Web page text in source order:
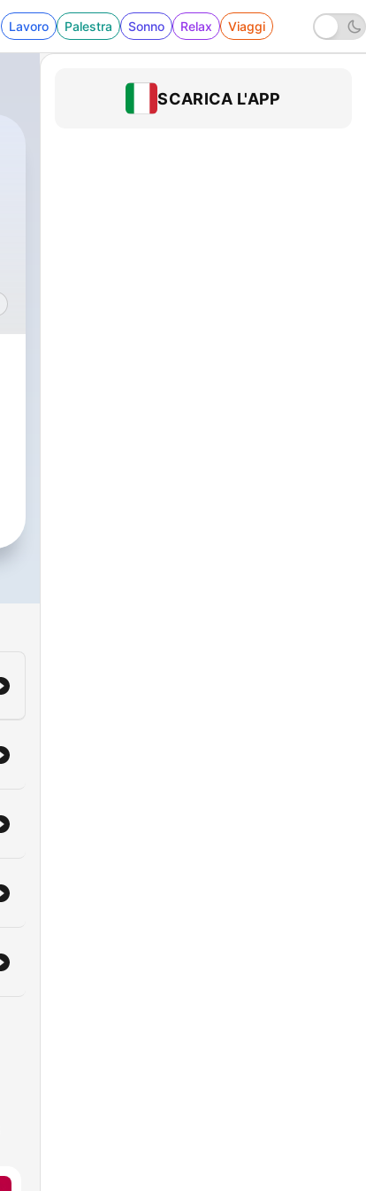
Lavoro Palestra Sonno Relax Viaggi
SCARICA L'APP